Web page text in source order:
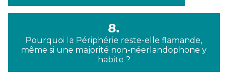
8.
Pourquoi la Périphérie reste-elle flamande,
même si une majorité non-néerlandophone y
habite ?